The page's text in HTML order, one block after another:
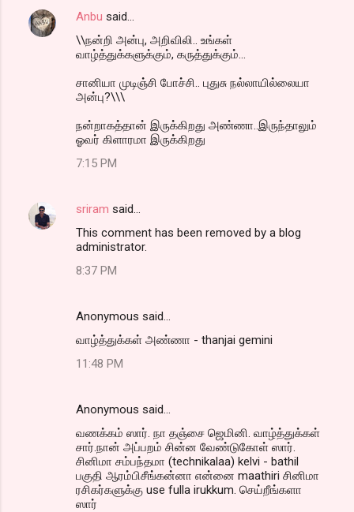
Anbu said…
\\நன்றி அன்பு, அறிவிலி.. உங்கள்
வாழ்த்துக்களுக்கும், கருத்துக்கும்...
சானியா முடிஞ்சி போச்சி.. புதுசு நல்லாயில்லையா
அன்பு?\\\
நன்றாகத்தான் இருக்கிறது அண்ணா..இருந்தாலும்
ஓவர் கிளாரமா இருக்கிறது
7:15 PM
sriram said…
This comment has been removed by a blog
administrator.
8:37 PM
Anonymous said…
வாழ்த்துக்கள் அண்ணா - thanjai gemini
11:48 PM
Anonymous said…
வணக்கம் ஸார். நா தஞ்சை ஜெமினி. வாழ்த்துக்கள்
சார்.நான் அப்பறம் சின்ன வேண்டுகோள் ஸார்.
சினிமா சம்பந்தமா (technikalaa) kelvi - bathil
பகுதி ஆரம்பிசீங்கன்னா என்னை maathiri சினிமா
ரசிகர்களுக்கு use fulla irukkum. செய்றீங்களா
ஸார்